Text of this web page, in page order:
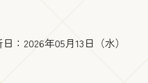
： 2026年05月13日（水）